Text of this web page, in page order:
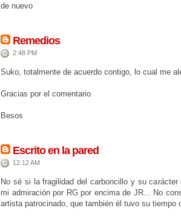
de nuevo
Remedios
2:48 PM
Suko, totalmente de acuerdo contigo, lo cual me
Gracias por el comentario
Besos
Escrito en la pared
12:12 AM
No sé si la fragilidad del carboncillo y su
mi admiración por RG por encima de JR... No
artista patrocinado, que también él tuvo su tiempo